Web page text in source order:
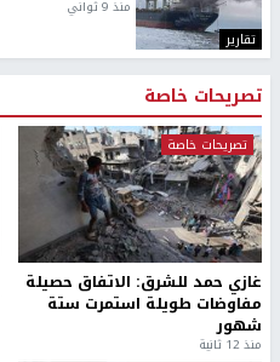
تقارير
منذ 9 ثواني
تصريحات خاصة
تصريحات خاصة
غازي حمد للشرق: الاتفاق حصيلة
مفاوضات طويلة استمرت ستة
شهور
منذ 12 ثانية